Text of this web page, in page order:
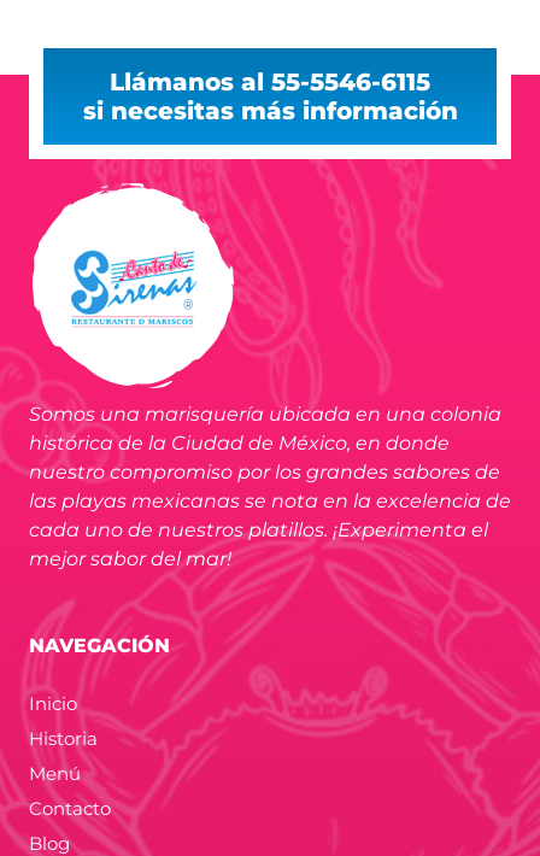
Llámanos al 55-5546-6115
si necesitas más información
Somos una marisquería ubicada en una colonia
histórica de la Ciudad de México, en donde
nuestro compromiso por los grandes sabores de
las playas mexicanas se nota en la excelencia de
cada uno de nuestros platillos. ¡Experimenta el
mejor sabor del mar!
NAVEGACIÓN
Inicio
Historia
Menú
Contacto
Blog